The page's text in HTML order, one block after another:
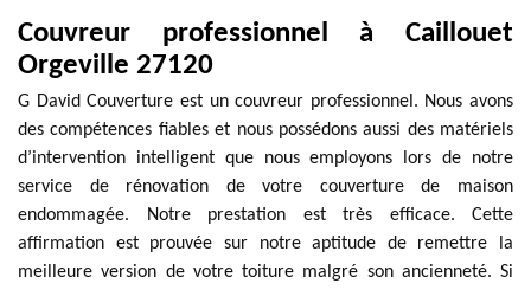
Couvreur professionnel à Caillouet
Orgeville 27120
G David Couverture est un couvreur professionnel. Nous avons
des compétences fiables et nous possédons aussi des matériels
d’intervention intelligent que nous employons lors de notre
service de rénovation de votre couverture de maison
endommagée. Notre prestation est très efficace. Cette
affirmation est prouvée sur notre aptitude de remettre la
meilleure version de votre toiture malgré son ancienneté. Si